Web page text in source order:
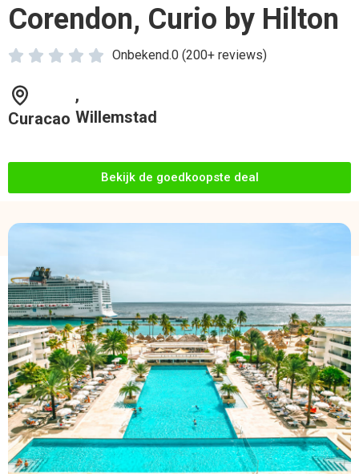
Corendon, Curio by Hilton
Onbekend.0 (200+ reviews)
    
Curacao
,
Willemstad
Bekijk de goedkoopste deal